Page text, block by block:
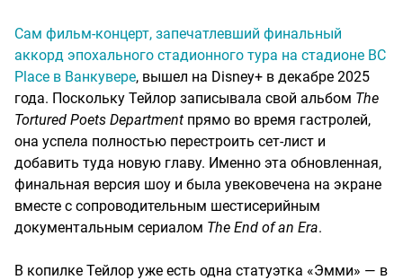
Сам фильм-концерт, запечатлевший финальный
аккорд эпохального стадионного тура на стадионе BC
Place в Ванкувере, вышел на Disney+ в декабре 2025
года. Поскольку Тейлор записывала свой альбом The
Tortured Poets Department прямо во время гастролей,
она успела полностью перестроить сет-лист и
добавить туда новую главу. Именно эта обновленная,
финальная версия шоу и была увековечена на экране
вместе с сопроводительным шестисерийным
документальным сериалом The End of an Era.
В копилке Тейлор уже есть одна статуэтка «Эмми» — в